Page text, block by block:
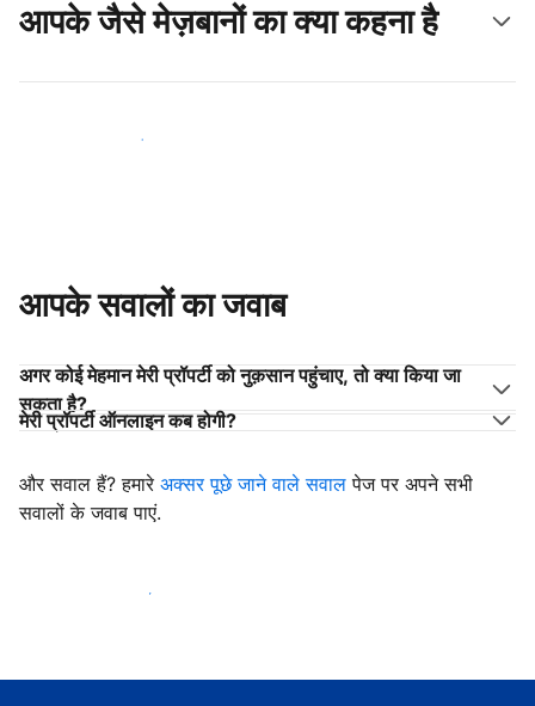
आपके जैसे मेज़बानों का क्या कहना है
अपने जैसे मेज़बानों के साथ जुड़ें
आपके सवालों का जवाब
अगर कोई मेहमान मेरी प्रॉपर्टी को नुक़सान पहुंचाए, तो क्या किया जा
सकता है?
मेरी प्रॉपर्टी ऑनलाइन कब होगी?
और सवाल हैं? हमारे अक्सर पूछे जाने वाले सवाल पेज पर अपने सभी
सवालों के जवाब पाएं.
मेहमानों का स्वागत करना शुरू करें